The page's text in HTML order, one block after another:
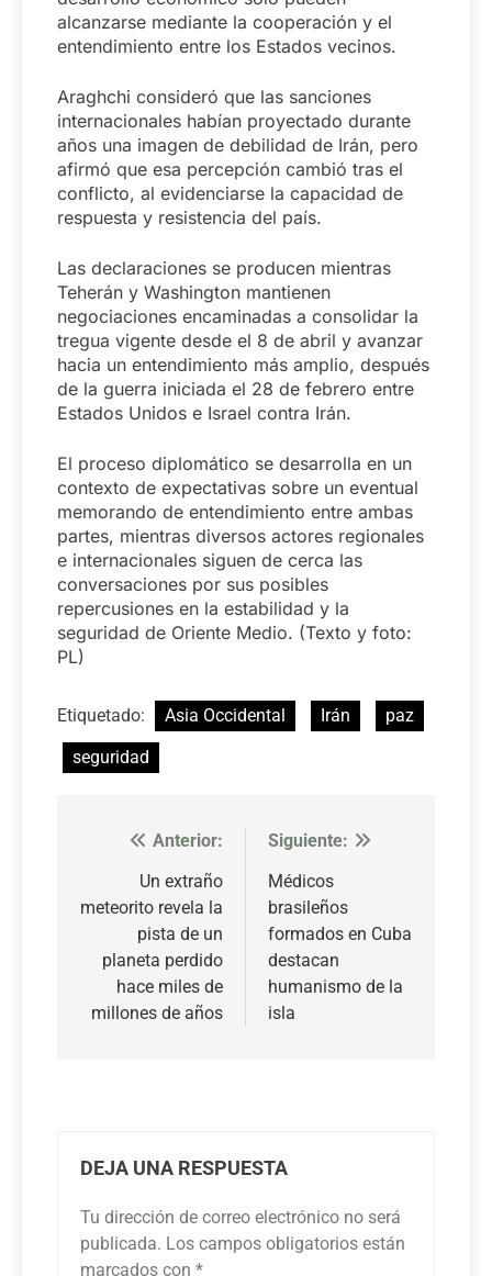
alcanzarse mediante la cooperación y el
entendimiento entre los Estados vecinos.
Araghchi consideró que las sanciones
internacionales habían proyectado durante
años una imagen de debilidad de Irán, pero
afirmó que esa percepción cambió tras el
conflicto, al evidenciarse la capacidad de
respuesta y resistencia del país.
Las declaraciones se producen mientras
Teherán y Washington mantienen
negociaciones encaminadas a consolidar la
tregua vigente desde el 8 de abril y avanzar
hacia un entendimiento más amplio, después
de la guerra iniciada el 28 de febrero entre
Estados Unidos e Israel contra Irán.
El proceso diplomático se desarrolla en un
contexto de expectativas sobre un eventual
memorando de entendimiento entre ambas
partes, mientras diversos actores regionales
e internacionales siguen de cerca las
conversaciones por sus posibles
repercusiones en la estabilidad y la
seguridad de Oriente Medio. (Texto y foto:
PL)
Etiquetado: Asia Occidental Irán
paz
seguridad
Navegación
entradas
Anterior:
Un extraño
meteorito revela la
pista de un
planeta perdido
hace miles de
millones de años
Siguiente:
Médicos
brasileños
formados en Cuba
destacan
humanismo de la
isla
DEJA UNA RESPUESTA
Tu dirección de correo electrónico no será
publicada. Los campos obligatorios están
marcados con *